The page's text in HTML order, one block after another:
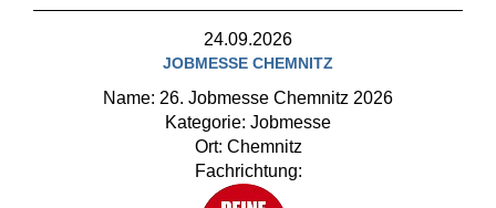
24.09.2026
JOBMESSE CHEMNITZ
Name: 26. Jobmesse Chemnitz 2026
Kategorie: Jobmesse
Ort: Chemnitz
Fachrichtung: